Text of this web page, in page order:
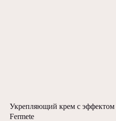
Укрепляющий крем с
Fermete